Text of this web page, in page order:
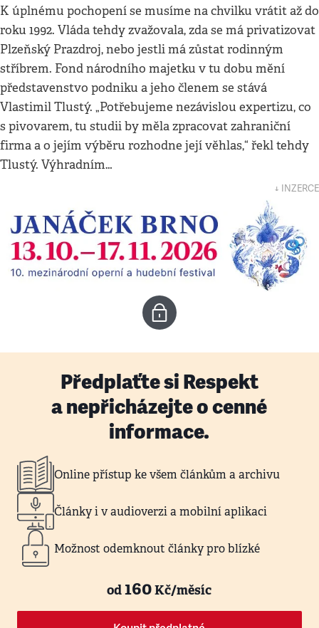
K úplnému pochopení se musíme na chvilku vrátit až do
roku 1992. Vláda tehdy zvažovala, zda se má privatizovat
Plzeňský Prazdroj, nebo jestli má zůstat rodinným
stříbrem. Fond národního majetku v tu dobu mění
představenstvo podniku a jeho členem se stává
Vlastimil Tlustý. „Potřebujeme nezávislou expertizu, co
s pivovarem, tu studii by měla zpracovat zahraniční
firma a o jejím výběru rozhodne její věhlas,“ řekl tehdy
Tlustý. Výhradním…
↓ INZERCE
Předplaťte si Respekt
a nepřicházejte o cenné
informace.
Online přístup ke všem článkům a archivu
Články i v audioverzi a mobilní aplikaci
Možnost odemknout články pro blízké
od160Kč/měsíc